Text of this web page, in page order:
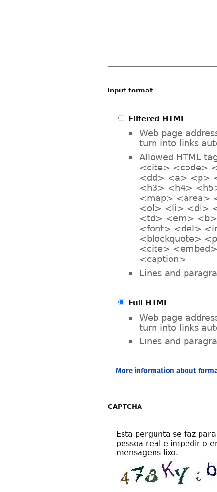
Input format
Filtered HTML
Web page
turn into links
Allowed HTML
<cite> <code>
<dd> <a> <p>
<h3> <h4>
<map> <area>
<ol> <li> <dl>
<td> <em>
<font> <del>
<blockquote>
<cite>
<caption>
Lines and
Full HTML
Web page
turn into links
Lines and
More information about
CAPTCHA
Esta pergunta se faz
pessoa real e impedir o
mensagens lixo.